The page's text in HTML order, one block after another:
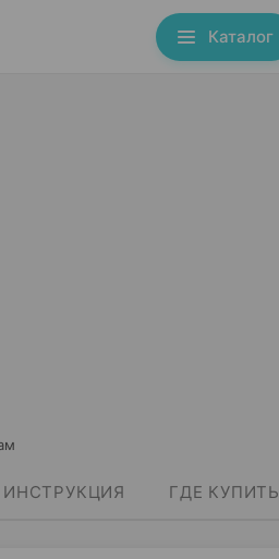
Каталог
ИНСТРУКЦИЯ ГДЕ КУПИТЬ